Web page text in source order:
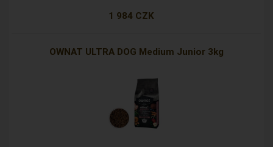
1 984 CZK
OWNAT ULTRA DOG Medium Junior 3kg